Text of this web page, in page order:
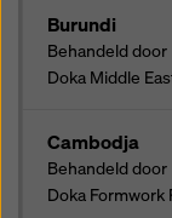
Burundi
Behandeld door
Doka Middle
Cambodja
Behandeld door
Doka Formwork